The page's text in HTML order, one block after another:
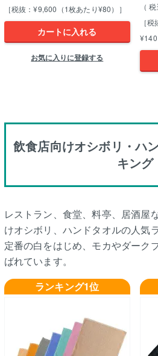
［税抜：¥9,600（1枚あたり¥80）］
カートに入れる
お気に入りに登録する
税
［
¥140
飲食店向けオシボリ・ハ
キング
レストラン、食堂、料亭、居酒屋
けオシボリ、ハンドタオルの人気
定番の白をはじめ、モカやダーク
ばれています。
ランキング1位